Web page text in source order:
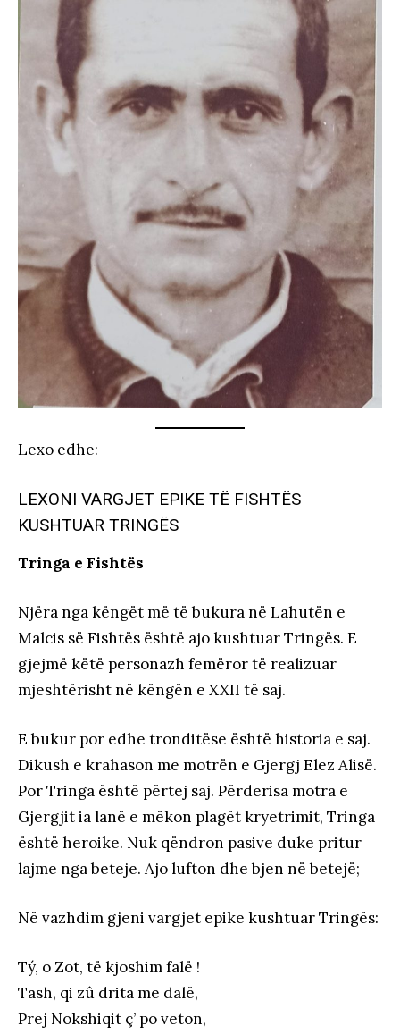
Lexo edhe:
LEXONI VARGJET EPIKE TË FISHTËS
KUSHTUAR TRINGËS
Tringa e Fishtës
Njëra nga këngët më të bukura në Lahutën e
Malcis së Fishtës është ajo kushtuar Tringës. E
gjejmë këtë personazh femëror të realizuar
mjeshtërisht në këngën e XXII të saj.
E bukur por edhe tronditëse është historia e saj.
Dikush e krahason me motrën e Gjergj Elez Alisë.
Por Tringa është përtej saj. Përderisa motra e
Gjergjit ia lanë e mëkon plagët kryetrimit, Tringa
është heroike. Nuk qëndron pasive duke pritur
lajme nga beteje. Ajo lufton dhe bjen në betejë;
Në vazhdim gjeni vargjet epike kushtuar Tringës:
Tý, o Zot, të kjoshim falë !
Tash, qi zû drita me dalë,
Prej Nokshiqit ç’ po veton,